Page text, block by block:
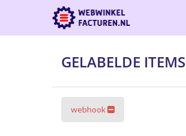
GELABELDE ITEMS
webhook